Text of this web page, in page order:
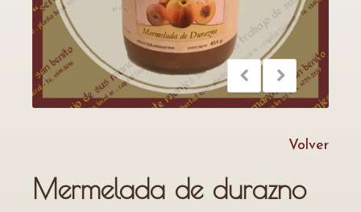
Volver
Mermelada de durazno